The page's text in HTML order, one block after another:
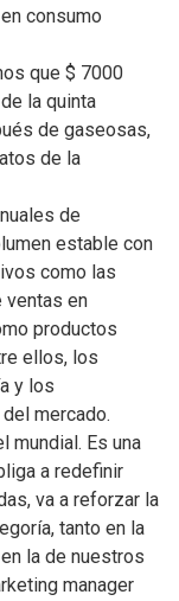
consumo
que $ 7000
la quinta
de gaseosas,
de la
de
estable con
como las
ventas en
productos
ellos, los
y los
mercado.
mundial. Es una
a redefinir
va a reforzar la
tanto en la
la de nuestros
manager